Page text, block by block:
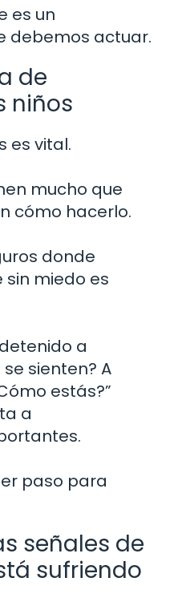
es un
debemos actuar.
de
niños
es vital.
mucho que
cómo hacerlo.
donde
miedo es
a
sienten? A
estás?”
a
paso para
señales de
sufriendo